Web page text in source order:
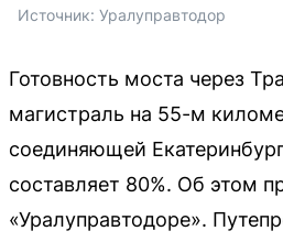
Источник: Уралуправтодор
Готовность моста через
магистраль на 55-м
соединяющей
составляет 80%. Об этом
«Уралуправтодоре».